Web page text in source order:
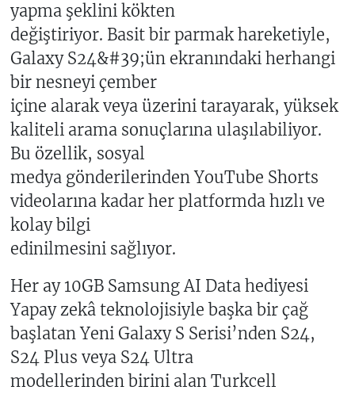
yapma şeklini kökten
değiştiriyor. Basit bir parmak hareketiyle,
Galaxy S24&#39;ün ekranındaki herhangi
bir nesneyi çember
içine alarak veya üzerini tarayarak, yüksek
kaliteli arama sonuçlarına ulaşılabiliyor.
Bu özellik, sosyal
medya gönderilerinden YouTube Shorts
videolarına kadar her platformda hızlı ve
kolay bilgi
edinilmesini sağlıyor.
Her ay 10GB Samsung AI Data hediyesi
Yapay zekâ teknolojisiyle başka bir çağ
başlatan Yeni Galaxy S Serisi’nden S24,
S24 Plus veya S24 Ultra
modellerinden birini alan Turkcell